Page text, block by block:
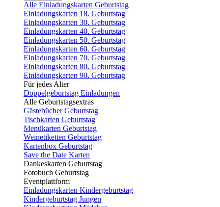
Alle Einladungskarten Geburtstag
Einladungskarten 18. Geburtstag
Einladungskarten 30. Geburtstag
Einladungskarten 40. Geburtstag
Einladungskarten 50. Geburtstag
Einladungskarten 60. Geburtstag
Einladungskarten 70. Geburtstag
Einladungskarten 80. Geburtstag
Einladungskarten 90. Geburtstag
Für jedes Alter
Doppelgeburtstag Einladungen
Alle Geburtstagsextras
Gästebücher Geburtstag
Tischkarten Geburtstag
Menükarten Geburtstag
Weinetiketten Geburtstag
Kartenbox Geburtstag
Save the Date Karten
Dankeskarten Geburtstag
Fotobuch Geburtstag
Eventplattform
Einladungskarten Kindergeburtstag
Kindergeburtstag Jungen